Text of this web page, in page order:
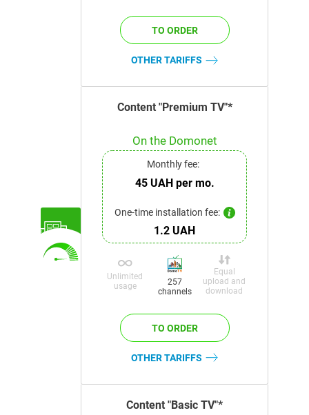
OTHER TARIFFS
Content "Premium TV"*
On the Domonet
network
Monthly fee:
45 UAH per mo.
One-time installation fee:
1.2 UAH
Unlimited
usage
257
channels
Equal
upload and
download
OTHER TARIFFS
Content "Basic TV"*